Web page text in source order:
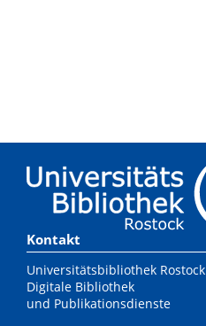
Kontakt
Universitätsbibliothek Rostock
Digitale Bibliothek
und Publikationsdienste